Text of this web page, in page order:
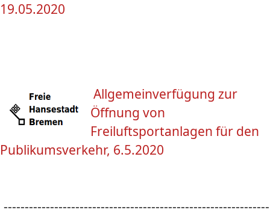
19.05.2020
Allgemeinverfügung zur
Öffnung von
Freiluftsportanlagen für den
Publikumsverkehr, 6.5.2020
---------------------------------------------------------------